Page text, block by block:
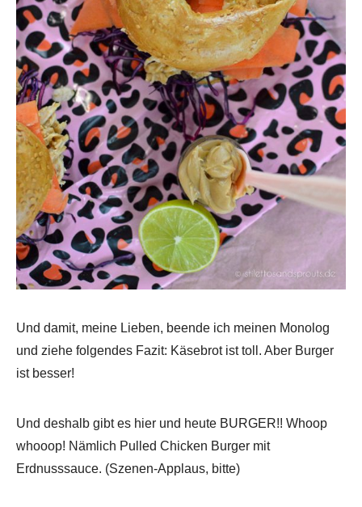
Und damit, meine Lieben, beende ich meinen Monolog
und ziehe folgendes Fazit: Käsebrot ist toll. Aber Burger
ist besser!
Und deshalb gibt es hier und heute BURGER!! Whoop
whooop! Nämlich Pulled Chicken Burger mit
Erdnusssauce. (Szenen-Applaus, bitte)